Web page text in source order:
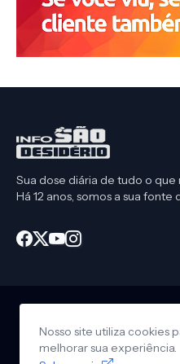
Sua dose diária de tudo o
Há 12 anos, somos a sua
InícioCEP São
Anuncie
Nosso site utiliza cookies
melhorar sua experiência.